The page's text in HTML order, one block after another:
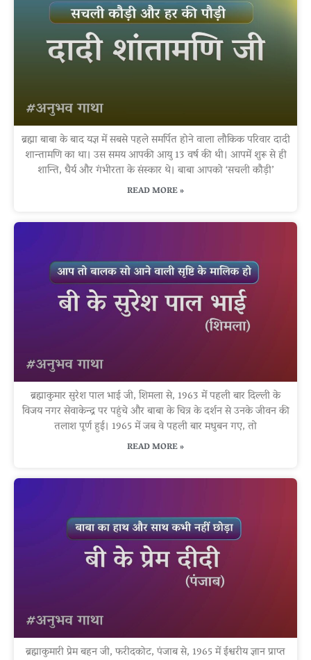
ब्रह्मा बाबा के बाद यज्ञ में सबसे पहले समर्पित होने वाला लौकिक परिवार दादी
शान्तामणि का था। उस समय आपकी आयु 13 वर्ष की थी। आपमें शुरू से ही
शान्ति, धैर्य और गंभीरता के संस्कार थे। बाबा आपको ‘सचली कौड़ी’
READ MORE »
ब्रह्माकुमार सुरेश पाल भाई जी, शिमला से, 1963 में पहली बार दिल्ली के
विजय नगर सेवाकेन्द्र पर पहुंचे और बाबा के चित्र के दर्शन से उनके जीवन की
तलाश पूर्ण हुई। 1965 में जब वे पहली बार मधुबन गए, तो
READ MORE »
ब्रह्माकुमारी प्रेम बहन जी, फरीदकोट, पंजाब से, 1965 में ईश्वरीय ज्ञान प्राप्त